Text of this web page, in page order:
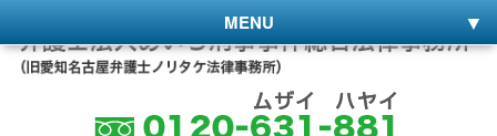
MENU